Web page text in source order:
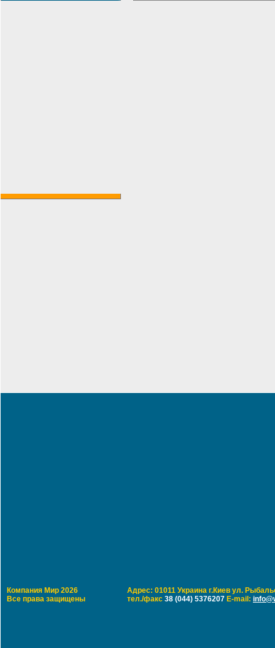
Компания Мир 2026
Все права защищены
Адрес: 01011 Украина г.Киев ул.
тел./факс 38 (044) 5376207 E-mail: